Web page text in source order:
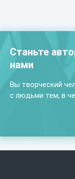
Станьте
нами
Вы творческий
с людьми тем, в